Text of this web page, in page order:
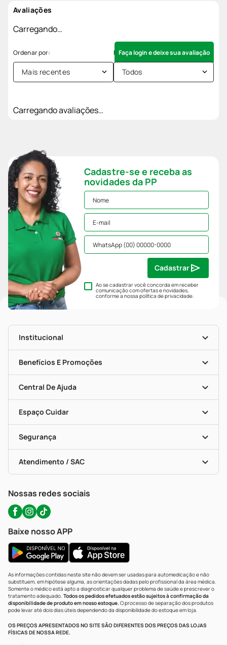
Avaliações
Carregando…
Faça login e deixe sua avaliação
Mais recentes Todos
Carregando avaliações…
Cadastre-se e receba as
novidades da PP
Ao se cadastrar você concorda em receber
comunicação com ofertas e novidades,
conforme a nossapolítica de privacidade.
Cadastrar
Institucional
História
Nossas Lojas
Mapa De Categorias
Blog Da PP
Seja Uma Loja Parceira
Benefícios E Promoções
Clube PP
Convênios
Programa Popular Do Brasil
Encarte De Ofertas
Dermaclub
Descontos De Laboratório (PBM)
Cupons E Ofertas
Central De Ajuda
Entrega
Recompra Programada
Compras Com Receita
Alomed (tele-Entrega)
Formas De Pagamento
Troca E Devolução
Bulas De A A Z
Políticas De Marketplace
Espaço Cuidar
Vacinas
Serviços Farmacêuticos
Testes Rápidos
Autoteste Covid-19
Segurança
Certificado De Segurança
Portal Da Privacidade
Atendimento / SAC
WhatsApp (47) 9202-1687
Nossas redes sociais
Baixe nosso APP
As informações contidas neste site não devem ser usadas para automedicação e não
substituem, em hipótese alguma, as orientações dadas pelo profissional da área médica.
Somente o médico está apto a diagnosticar qualquer problema de saúde e prescrever o
tratamento adequado. Todos os pedidos efetuados estão sujeitos à confirmação da
disponibilidade de produto em nosso estoque.O processo de separação dos produtos
pode levar até dois dias úteis dependendo da disponibilidade do estoque em loja.
OS PREÇOS APRESENTADOS NO SITE SÃO DIFERENTES DOS PREÇOS DAS LOJAS
FÍSICAS DE NOSSA REDE.